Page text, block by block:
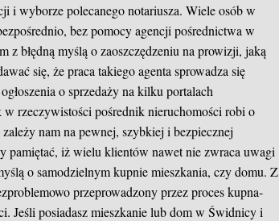
i wyborze polecanego notariusza. Wiele osób w
bez pomocy agencji pośrednictwa w
z błędną myślą o zaoszczędzeniu na prowizji, jaką
się, że praca takiego agenta sprowadza się
o sprzedaży na kilku portalach
rzeczywistości pośrednik nieruchomości robi o
nam na pewnej, szybkiej i bezpiecznej
pamiętać, iż wielu klientów nawet nie zwraca uwagi
o samodzielnym kupnie mieszkania, czy domu. Z
przeprowadzony przez proces kupna-
Jeśli posiadasz mieszkanie lub dom w Świdnicy i